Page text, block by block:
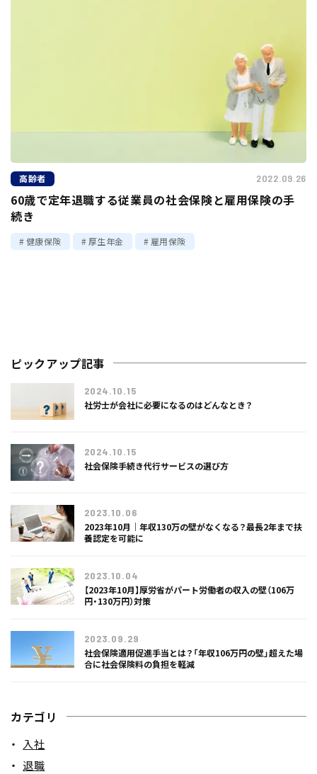
高齢者 2022.09.26
60歳で定年退職する従業員の社会保険と雇用保険の手
続き
健康保険 厚生年金 雇用保険
ピックアップ記事
2024.10.15
社労士が会社に必要になるのはどんなとき？
2024.10.15
社会保険手続き代行サービスの選び方
2023.10.06
2023年10月｜年収130万の壁がなくなる？最長2年まで扶
養認定を可能に
2023.10.04
【2023年10月】厚労省がパート労働者の収入の壁（106万
円・130万円）対策
2023.09.29
社会保険適用促進手当とは？「年収106万円の壁」超えた場
合に社会保険料の負担を軽減
カテゴリ
入社
退職